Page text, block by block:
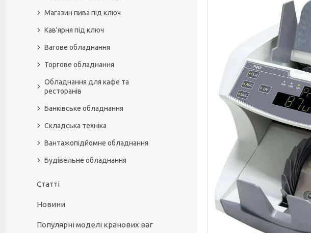
Магазин пива під ключ
Кав'ярня під ключ
Вагове обладнання
Торгове обладнання
Обладнання для кафе та
ресторанів
Банківське обладнання
Складська техніка
Вантажопідйомне обладнання
Будівельне обладнання
Статті
Новини
Популярні моделі кранових ваг